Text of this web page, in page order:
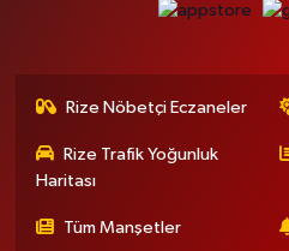
Rize Nöbetçi Eczaneler
Rize Trafik Yoğunluk
Haritası
Tüm Manşetler